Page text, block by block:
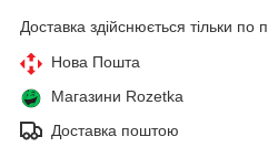
Доставка здійснюється тільки по
Нова Пошта
Магазини Rozetka
Доставка поштою